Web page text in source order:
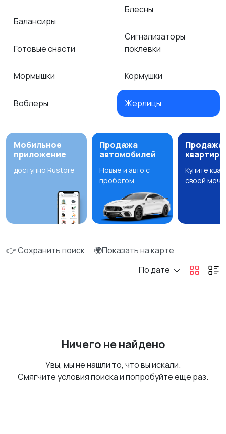
Балансиры
Готовые снасти
Мормышки
Воблеры
Блесны
Сигнализаторы
поклевки
Кормушки
Жерлицы
Мобильное
приложение
доступно Rustore
Продажа
автомобилей
Новые и авто с
пробегом
Продажа
квартир
Купите
своей
👉 Сохранить поиск
🌍Показать на карте
По дате
Ничего не найдено
Увы, мы не нашли то, что вы искали.
Смягчите условия поиска и попробуйте еще раз.